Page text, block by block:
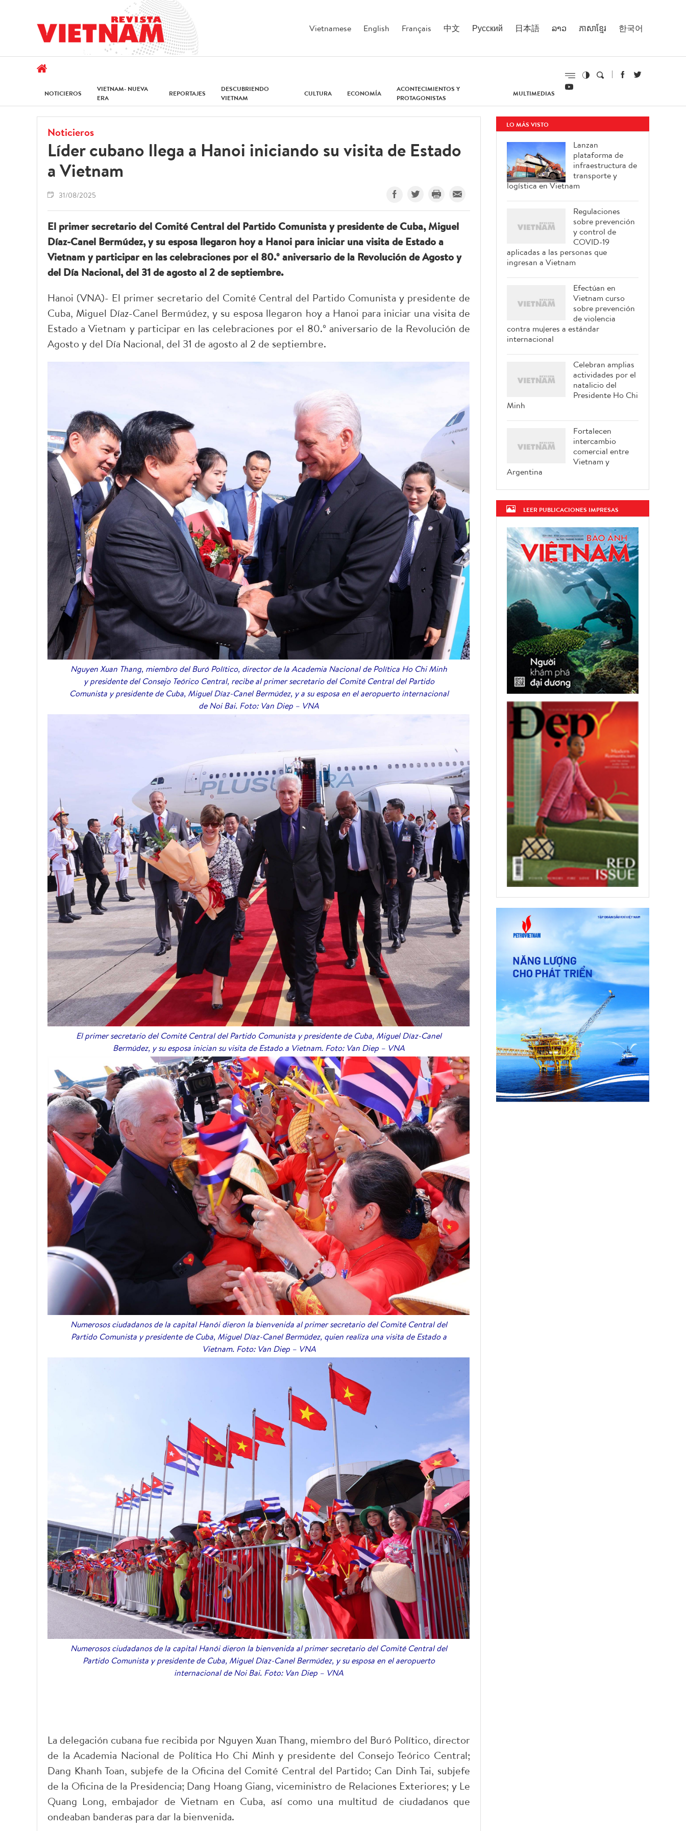
Vietnamese English Français 中文 Русский 日本語 ລາວ ភាសាខ្មែរ 한국어
NOTICIEROS
VIETNAM- NUEVA
ERA
REPORTAJES
DESCUBRIENDO
VIETNAM
CULTURA ECONOMÍA
ACONTECIMIENTOS Y
PROTAGONISTAS
MULTIMEDIAS
Noticieros
Líder cubano llega a Hanoi iniciando su visita de Estado
a Vietnam
31/08/2025
El primer secretario del Comité Central del Partido Comunista y presidente de Cuba, Miguel
Díaz-Canel Bermúdez, y su esposa llegaron hoy a Hanoi para iniciar una visita de Estado a
Vietnam y participar en las celebraciones por el 80.º aniversario de la Revolución de Agosto y
del Día Nacional, del 31 de agosto al 2 de septiembre.
Hanoi (VNA)- El primer secretario del Comité Central del Partido Comunista y presidente de
Cuba, Miguel Díaz-Canel Bermúdez, y su esposa llegaron hoy a Hanoi para iniciar una visita de
Estado a Vietnam y participar en las celebraciones por el 80.º aniversario de la Revolución de
Agosto y del Día Nacional, del 31 de agosto al 2 de septiembre.
Nguyen Xuan Thang, miembro del Buró Político, director de la Academia Nacional de Política Ho Chi Minh
y presidente del Consejo Teórico Central, recibe al primer secretario del Comité Central del Partido
Comunista y presidente de Cuba, Miguel Díaz-Canel Bermúdez, y a su esposa en el aeropuerto internacional
de Noi Bai. Foto: Van Diep – VNA
El primer secretario del Comité Central del Partido Comunista y presidente de Cuba, Miguel Díaz-Canel
Bermúdez, y su esposa inician su visita de Estado a Vietnam. Foto: Van Diep – VNA
Numerosos ciudadanos de la capital Hanói dieron la bienvenida al primer secretario del Comité Central del
Partido Comunista y presidente de Cuba, Miguel Díaz-Canel Bermúdez, quien realiza una visita de Estado a
Vietnam. Foto: Van Diep – VNA
Numerosos ciudadanos de la capital Hanói dieron la bienvenida al primer secretario del Comité Central del
Partido Comunista y presidente de Cuba, Miguel Díaz-Canel Bermúdez, y su esposa en el aeropuerto
internacional de Noi Bai. Foto: Van Diep – VNA
La delegación cubana fue recibida por Nguyen Xuan Thang, miembro del Buró Político, director
de la Academia Nacional de Política Ho Chi Minh y presidente del Consejo Teórico Central;
Dang Khanh Toan, subjefe de la Oficina del Comité Central del Partido; Can Dinh Tai, subjefe
de la Oficina de la Presidencia; Dang Hoang Giang, viceministro de Relaciones Exteriores; y Le
Quang Long, embajador de Vietnam en Cuba, así como una multitud de ciudadanos que
ondeaban banderas para dar la bienvenida.
LO MÁS VISTO
Lanzan
plataforma de
infraestructura de
transporte y
logística en Vietnam
Regulaciones
sobre prevención
y control de
COVID-19
aplicadas a las personas que
ingresan a Vietnam
Efectúan en
Vietnam curso
sobre prevención
de violencia
contra mujeres a estándar
internacional
Celebran amplias
actividades por el
natalicio del
Presidente Ho Chi
Minh
Fortalecen
intercambio
comercial entre
Vietnam y
Argentina
LEER PUBLICACIONES IMPRESAS